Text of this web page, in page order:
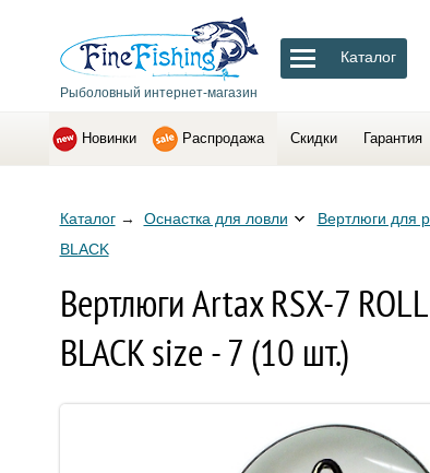
Рыболовный интернет-магазин
Каталог
Новинки Распродажа Скидки Гарантия
Каталог→ Оснастка для ловли Вертлюги для
BLACK
Вертлюги Artax RSX-7
BLACK size - 7 (10 шт.)